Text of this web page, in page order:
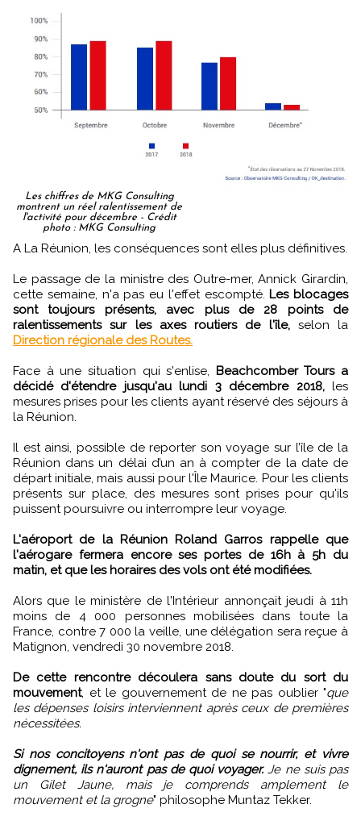
Les chiffres de MKG Consulting
montrent un réel ralentissement de
l'activité pour décembre - Crédit
photo : MKG Consulting
A La Réunion, les conséquences sont elles plus définitives.
Le passage de la ministre des Outre-mer, Annick Girardin,
cette semaine, n'a pas eu l'effet escompté. Les blocages
sont toujours présents, avec plus de 28 points de
ralentissements sur les axes routiers de l'île,selon la
Direction régionale des Routes.
Face à une situation qui s'enlise, Beachcomber Tours a
décidé d'étendre jusqu'au lundi 3 décembre 2018,les
mesures prises pour les clients ayant réservé des séjours à
la Réunion.
Il est ainsi, possible de reporter son voyage sur l’île de la
Réunion dans un délai d’un an à compter de la date de
départ initiale, mais aussi pour l'Île Maurice. Pour les clients
présents sur place, des mesures sont prises pour qu'ils
puissent poursuivre ou interrompre leur voyage.
L'aéroport de la Réunion Roland Garros rappelle que
l'aérogare fermera encore ses portes de 16h à 5h du
matin, et que les horaires des vols ont été modifiées.
Alors que le ministère de l'Intérieur annonçait jeudi à 11h
moins de 4 000 personnes mobilisées dans toute la
France, contre 7 000 la veille, une délégation sera reçue à
Matignon, vendredi 30 novembre 2018.
De cette rencontre découlera sans doute du sort du
mouvement, et le gouvernement de ne pas oublier "que
les dépenses loisirs interviennent après ceux de premières
nécessitées.
Si nos concitoyens n'ont pas de quoi se nourrir, et vivre
dignement, ils n'auront pas de quoi voyager.Je ne suis pas
un Gilet Jaune, mais je comprends amplement le
mouvement et la grogne" philosophe Muntaz Tekker.